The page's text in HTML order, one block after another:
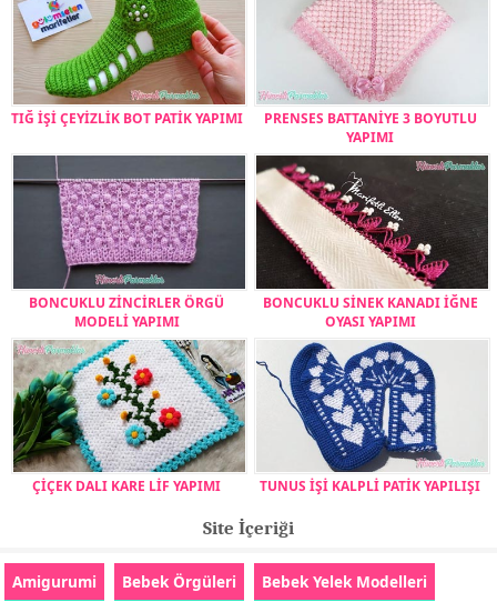
TIĞ İŞİ ÇEYİZLİK BOT PATİK YAPIMI
PRENSES BATTANİYE 3 BOYUTLU
YAPIMI
BONCUKLU ZİNCİRLER ÖRGÜ
MODELİ YAPIMI
BONCUKLU SİNEK KANADI İĞNE
OYASI YAPIMI
ÇİÇEK DALI KARE LİF YAPIMI TUNUS İŞİ KALPLİ PATİK YAPILIŞI
Site İçeriği
Amigurumi Bebek Örgüleri Bebek Yelek Modelleri